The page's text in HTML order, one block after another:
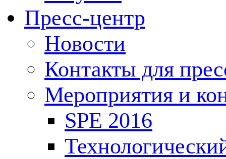
Пресс-центр
Новости
Контакты для
Мероприятия и
SPE 2016